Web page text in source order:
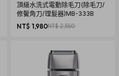
頂級水洗式電動除毛刀(除毛刀/
修鬢角刀/理髮器)MB-333B
NT$ 1,980NT$ 2,550